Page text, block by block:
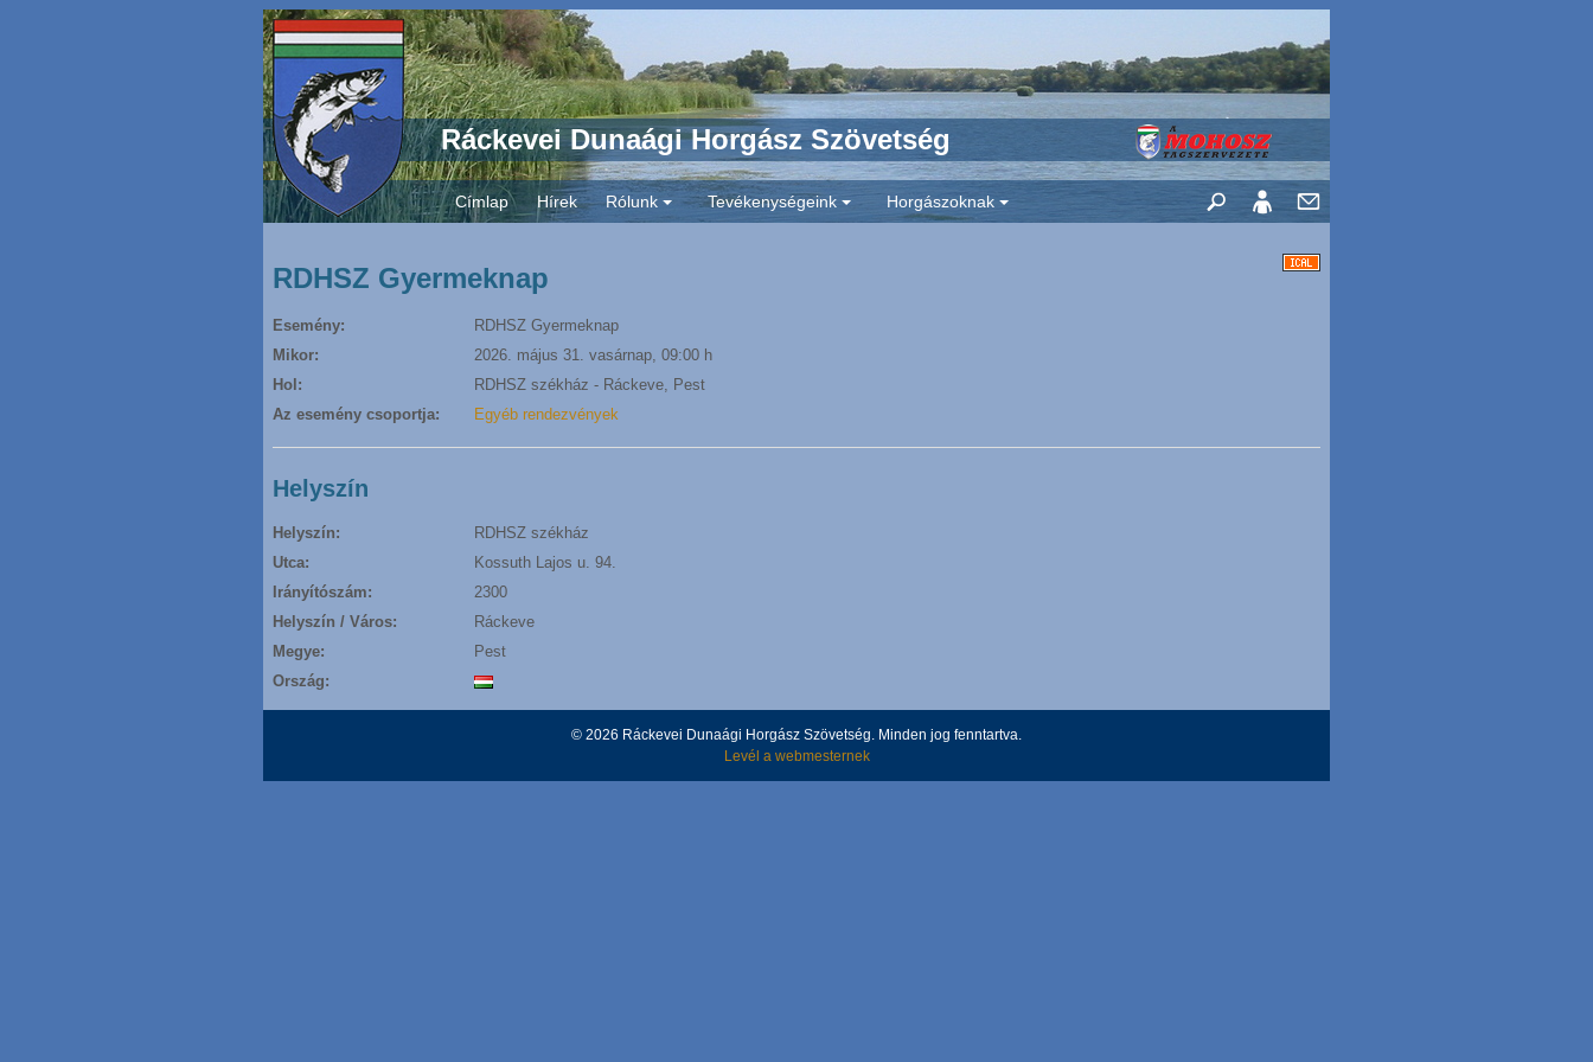
Ráckevei Dunaági Horgász Szövetség
Címlap Hírek Rólunk
+
Tevékenységeink
+
Horgászoknak
+
RDHSZ Gyermeknap
Esemény:
RDHSZ Gyermeknap
Mikor:
2026. május 31. vasárnap, 09:00 h
Hol:
RDHSZ székház - Ráckeve, Pest
Az esemény csoportja:
Egyéb rendezvények
Helyszín
Helyszín:
RDHSZ székház
Utca:
Kossuth Lajos u. 94.
Irányítószám:
2300
Helyszín / Város:
Ráckeve
Megye:
Pest
Ország:
© 2026 Ráckevei Dunaági Horgász Szövetség. Minden jog fenntartva.
Levél a webmesternek